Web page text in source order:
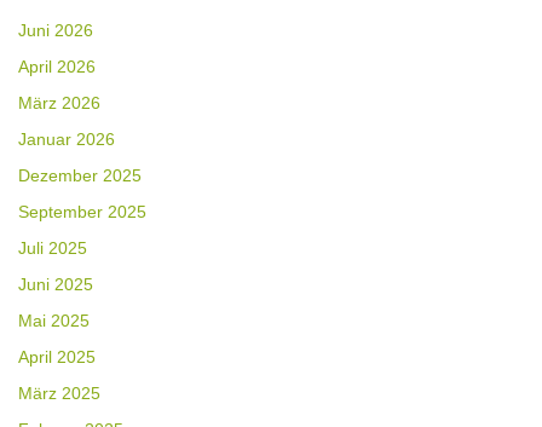
Juni 2026
April 2026
März 2026
Januar 2026
Dezember 2025
September 2025
Juli 2025
Juni 2025
Mai 2025
April 2025
März 2025